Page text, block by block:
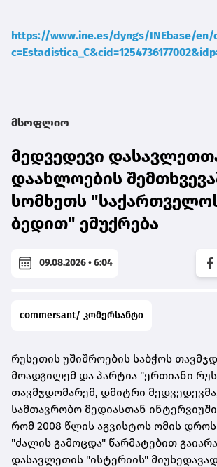
https://www.ine.es/dyngs/INEbase/en/
მსოფლიო
მედვედევი
დაახლოების
სომხეთს
ბედით" ემუქრება
09.08.2026 • 6:04
commersant/ კომერსანტი
რუსეთის უშიშროების საბჭოს
მოადგილემ და პარტია "ერთიანი
თავმჯდომარემ, დმიტრი
სამთავრობო მედიასთან ინტერვიუში
რომ 2008 წლის აგვისტოს ომის
"ძალის გამოცდა" წარმატებით
დასავლეთის "ისტერიის"